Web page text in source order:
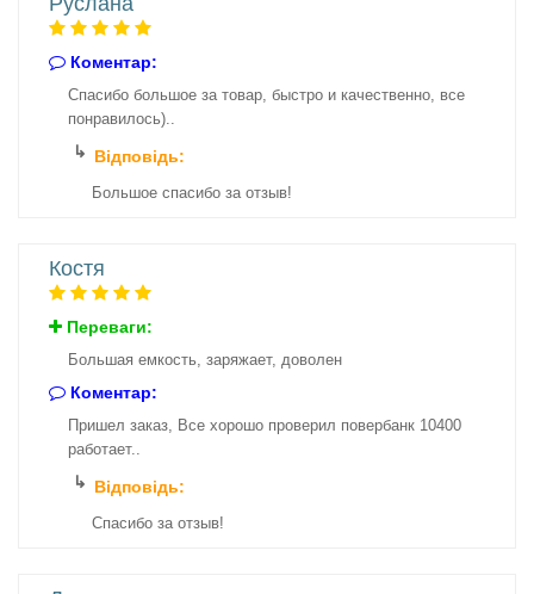
Коментар:
Спасибо большое за товар, быстро и качественно, все
понравилось)..
Відповідь:
Большое спасибо за отзыв!
Костя
Переваги:
Большая емкость, заряжает, доволен
Коментар:
Пришел заказ, Все хорошо проверил повербанк 10400
работает..
Відповідь:
Спасибо за отзыв!